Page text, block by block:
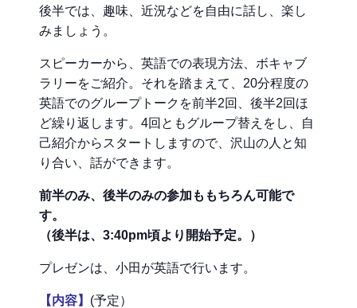
後半では、趣味、近況などを自由に話し、楽し
みましょう。
スピーカーから、英語での表現方法、ボキャブ
ラリーをご紹介。それを踏まえて、20分程度の
英語でのグループトークを前半2回、後半2回ほ
ど繰り返します。4回ともグループ替えをし、自
己紹介からスタートしますので、沢山の人と知
り合い、話ができます。
前半のみ、後半のみの参加ももちろん可能で
す。
（後半は、3:40pm頃より開始予定。）
プレゼンは、小田が英語で行います。
【内容】 (予定）